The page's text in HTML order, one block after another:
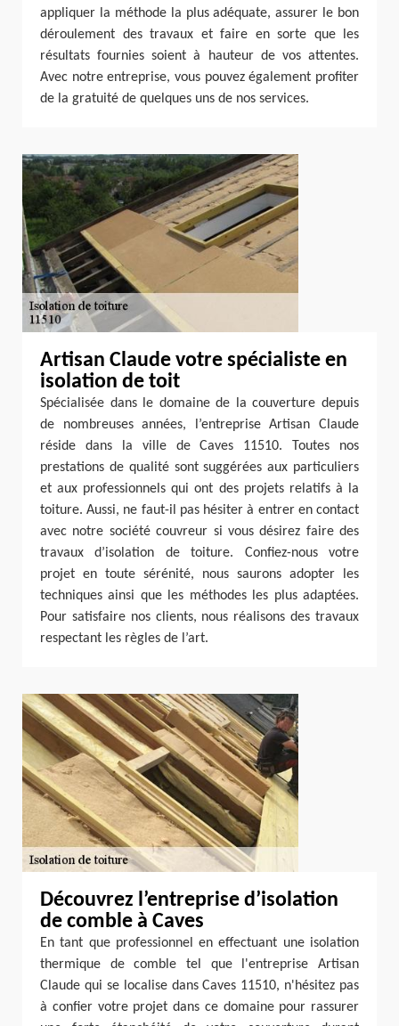
appliquer la méthode la plus adéquate, assurer le bon
déroulement des travaux et faire en sorte que les
résultats fournies soient à hauteur de vos attentes.
Avec notre entreprise, vous pouvez également profiter
de la gratuité de quelques uns de nos services.
Artisan Claude votre spécialiste en
isolation de toit
Spécialisée dans le domaine de la couverture depuis
de nombreuses années, l’entreprise Artisan Claude
réside dans la ville de Caves 11510. Toutes nos
prestations de qualité sont suggérées aux particuliers
et aux professionnels qui ont des projets relatifs à la
toiture. Aussi, ne faut-il pas hésiter à entrer en contact
avec notre société couvreur si vous désirez faire des
travaux d’isolation de toiture. Confiez-nous votre
projet en toute sérénité, nous saurons adopter les
techniques ainsi que les méthodes les plus adaptées.
Pour satisfaire nos clients, nous réalisons des travaux
respectant les règles de l’art.
Découvrez l’entreprise d’isolation
de comble à Caves
En tant que professionnel en effectuant une isolation
thermique de comble tel que l'entreprise Artisan
Claude qui se localise dans Caves 11510, n'hésitez pas
à confier votre projet dans ce domaine pour rassurer